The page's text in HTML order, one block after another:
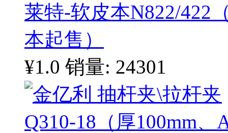
莱特-软皮本N822/422
本起售）
¥1.0 销量: 24301